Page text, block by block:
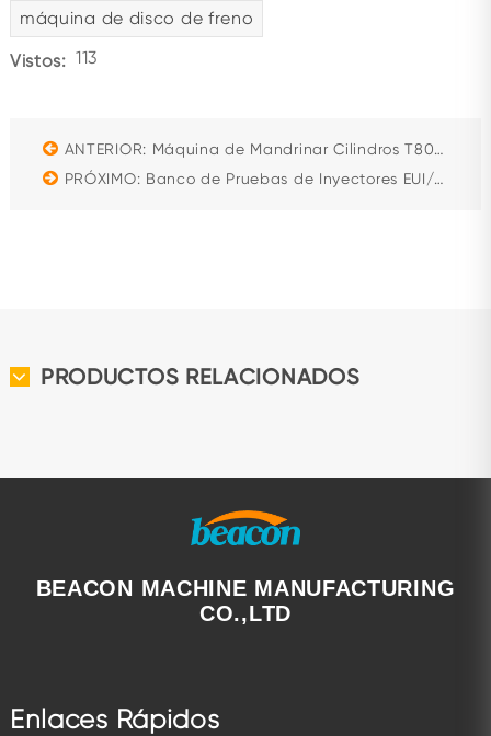
máquina de disco de freno
Vistos: 113
ANTERIOR: Máquina de Mandrinar Cilindros T8018B
PRÓXIMO: Banco de Pruebas de Inyectores EUI/EUP-F Common Rail
PRODUCTOS RELACIONADOS
BEACON MACHINE MANUFACTURING
CO.,LTD
Enlaces Rápidos